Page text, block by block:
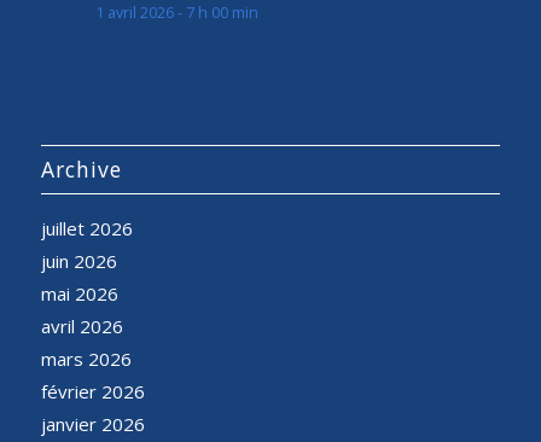
1 avril 2026 - 7 h 00 min
Archive
juillet 2026
juin 2026
mai 2026
avril 2026
mars 2026
février 2026
janvier 2026